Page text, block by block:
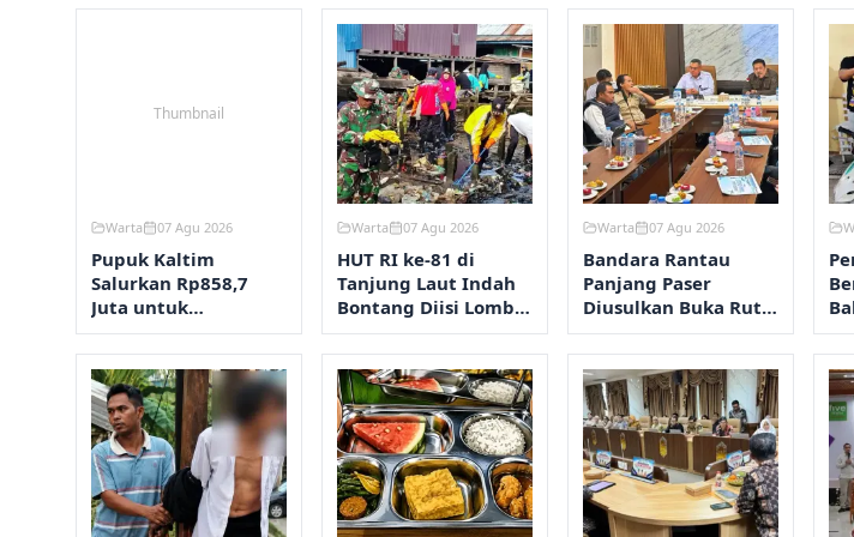
Thumbnail
Warta 07 Agu 2026
Pupuk Kaltim
Salurkan Rp858,7
Juta untuk
Pengendalian
Stunting Bontang
Warta 07 Agu 2026
HUT RI ke-81 di
Tanjung Laut Indah
Bontang Diisi Lomba
RT Terbersih hingga
Fashion Show
Warta 07 Agu 2026
Bandara Rantau
Panjang Paser
Diusulkan Buka Rute
Perintis ke
Samarinda pada
2027